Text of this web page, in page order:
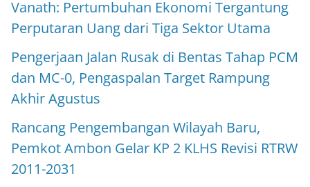
Vanath: Pertumbuhan Ekonomi Tergantung
Perputaran Uang dari Tiga Sektor Utama
Pengerjaan Jalan Rusak di Bentas Tahap PCM
dan MC-0, Pengaspalan Target Rampung
Akhir Agustus
Rancang Pengembangan Wilayah Baru,
Pemkot Ambon Gelar KP 2 KLHS Revisi RTRW
2011-2031